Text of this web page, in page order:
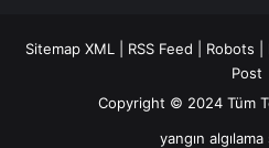
Sitemap XML RSS Feed Robots
Post
Copyright © 2024 Tüm
yangın